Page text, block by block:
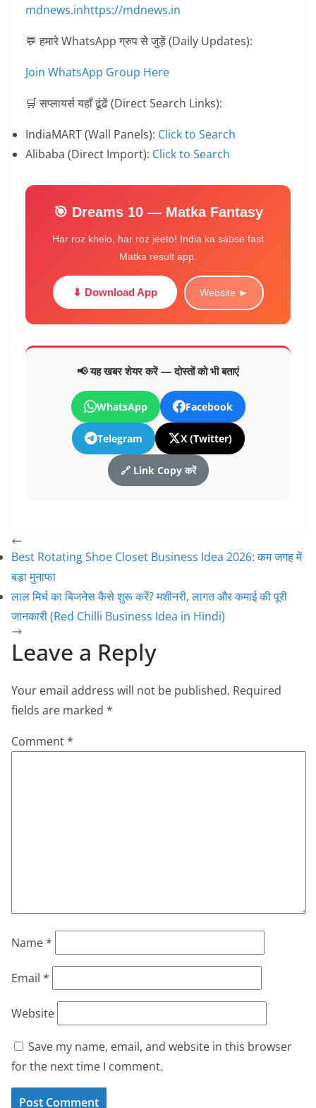
mdnews.inhttps://mdnews.in
​💬हमारे WhatsApp ग्रुप से जुड़ें (Daily Updates):
Join WhatsApp Group Here
​🛒सप्लायर्स यहाँ ढूंढें (Direct Search Links):
IndiaMART (Wall Panels): Click to Search
Alibaba (Direct Import): Click to Search
🎯 Dreams 10 — Matka Fantasy
Har roz khelo, har roz jeeto! India ka sabse fast
Matka result app.
⬇ Download App Website ►
📢 यह खबर शेयर करें — दोस्तों को भी बताएं
WhatsApp Facebook
Telegram X (Twitter)
🔗 Link Copy करें
Best Rotating Shoe Closet Business Idea 2026: कम जगह में
बड़ा मुनाफा
लाल मिर्च का बिजनेस कैसे शुरू करें? मशीनरी, लागत और कमाई की पूरी
जानकारी (Red Chilli Business Idea in Hindi)
Leave a Reply
Your email address will not be published. Required
fields are marked *
Comment*
Name*
Email *
Website
Save my name, email, and website in this browser
for the next time I comment.